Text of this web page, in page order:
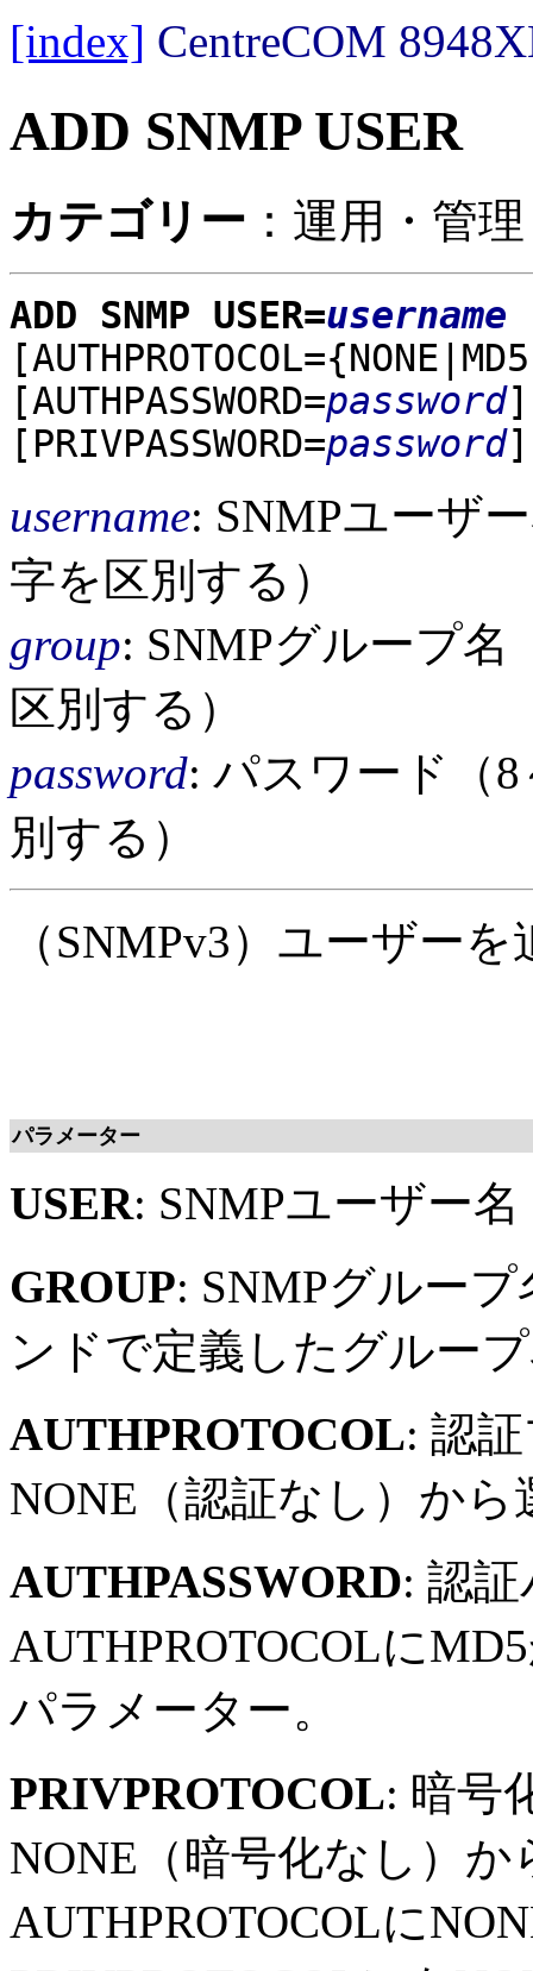
[index] CentreCOM
ADD SNMP USER
カテゴリー ：運用・管
ADD SNMP USER=username
[AUTHPASSWORD=password]
[PRIVPASSWORD=password]
username: SNMPユーザ
字を区別する）
group: SNMPグループ名
区別する）
password: パスワード（
別する）
（SNMPv3）ユーザー
パラメーター
USER: SNMPユーザー名
GROUP: SNMPグループ
ンドで定義したグルー
AUTHPROTOCOL: 認
NONE（認証なし）か
AUTHPASSWORD: 認
AUTHPROTOCOLに
パラメーター。
PRIVPROTOCOL: 暗号
NONE（暗号化なし）
AUTHPROTOCOLに